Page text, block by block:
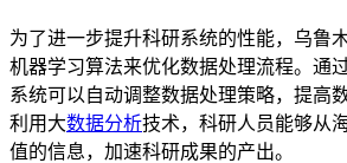
为了进一步提升科研系统的性能，乌鲁
机器学习算法来优化数据处理流程。通
系统可以自动调整数据处理策略，提高
利用大数据分析技术，科研人员能够从
值的信息，加速科研成果的产出。